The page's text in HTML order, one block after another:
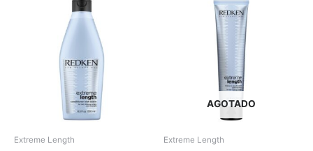
Extreme Length
AGOTADO
Extreme Length